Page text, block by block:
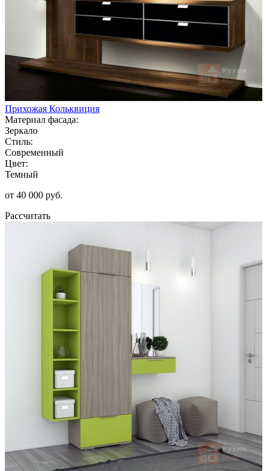
Прихожая Кольквиция
Материал фасада:
Зеркало
Стиль:
Современный
Цвет:
Темный
от 40 000 руб.
Рассчитать